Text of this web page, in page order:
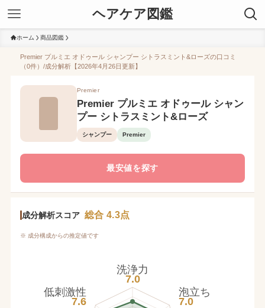
ヘアケア図鑑
ホーム 商品図鑑
Premier プルミエ オドゥール シャンプー シトラスミント&ローズの口コミ
（0件）/成分解析【2026年4月26日更新】
Premier
Premier プルミエ オドゥール シャン
プー シトラスミント&ローズ
シャンプー Premier
最安値を探す
成分解析スコア 総合 4.3点
※ 成分構成からの推定値です
洗浄力
7.0
泡立ち
7.0
低刺激性
7.6